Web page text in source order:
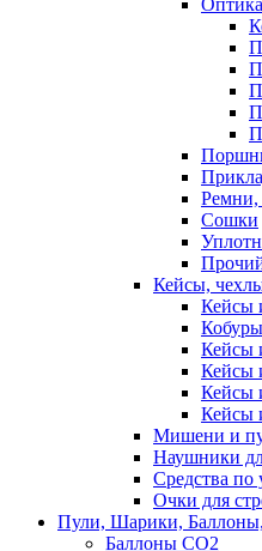
Ремни,
Сошки
Кейсы,
Кейсы
Кейсы
Кейсы
Кейсы
Кейсы
Мишени и
Наушники
Средства по
Очки для
Пули, Шарики,
Баллоны CO2